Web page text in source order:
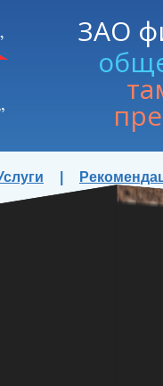
ЗАО